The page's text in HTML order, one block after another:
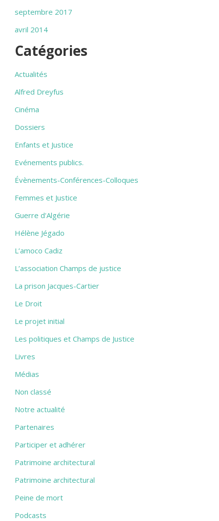
septembre 2017
avril 2014
Catégories
Actualités
Alfred Dreyfus
Cinéma
Dossiers
Enfants et Justice
Evénements publics.
Évènements-Conférences-Colloques
Femmes et Justice
Guerre d'Algérie
Hélène Jégado
L’amoco Cadiz
L’association Champs de justice
La prison Jacques-Cartier
Le Droit
Le projet initial
Les politiques et Champs de Justice
Livres
Médias
Non classé
Notre actualité
Partenaires
Participer et adhérer
Patrimoine architectural
Patrimoine architectural
Peine de mort
Podcasts